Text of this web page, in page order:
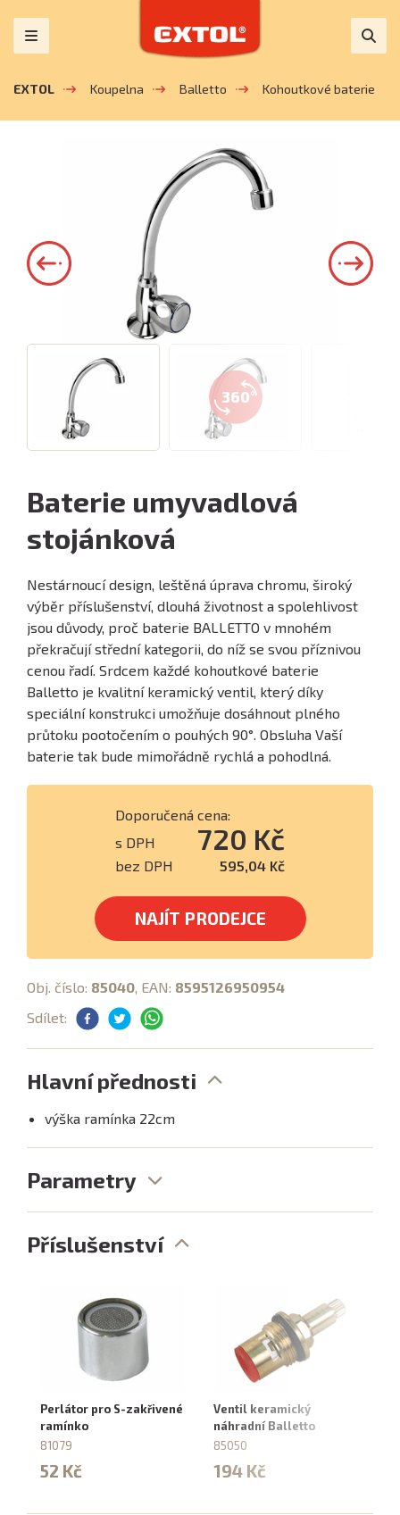
EXTOL Koupelna Balletto Kohoutkové baterie
360°
Baterie umyvadlová
stojánková
Nestárnoucí design, leštěná úprava chromu, široký
výběr příslušenství, dlouhá životnost a spolehlivost
jsou důvody, proč baterie BALLETTO v mnohém
překračují střední kategorii, do níž se svou příznivou
cenou řadí. Srdcem každé kohoutkové baterie
Balletto je kvalitní keramický ventil, který díky
speciální konstrukci umožňuje dosáhnout plného
průtoku pootočením o pouhých 90°. Obsluha Vaší
baterie tak bude mimořádně rychlá a pohodlná.
Doporučená cena:
s DPH
720 Kč
bez DPH 595,04 Kč
NAJÍT PRODEJCE
Obj. číslo: 85040, EAN: 8595126950954
Sdílet:
Hlavní přednosti
výška ramínka 22cm
Parametry
Příslušenství
Perlátor pro S-zakřivené
ramínko
81079
52 Kč
Ventil keramický
náhradní Balletto
85050
194 Kč